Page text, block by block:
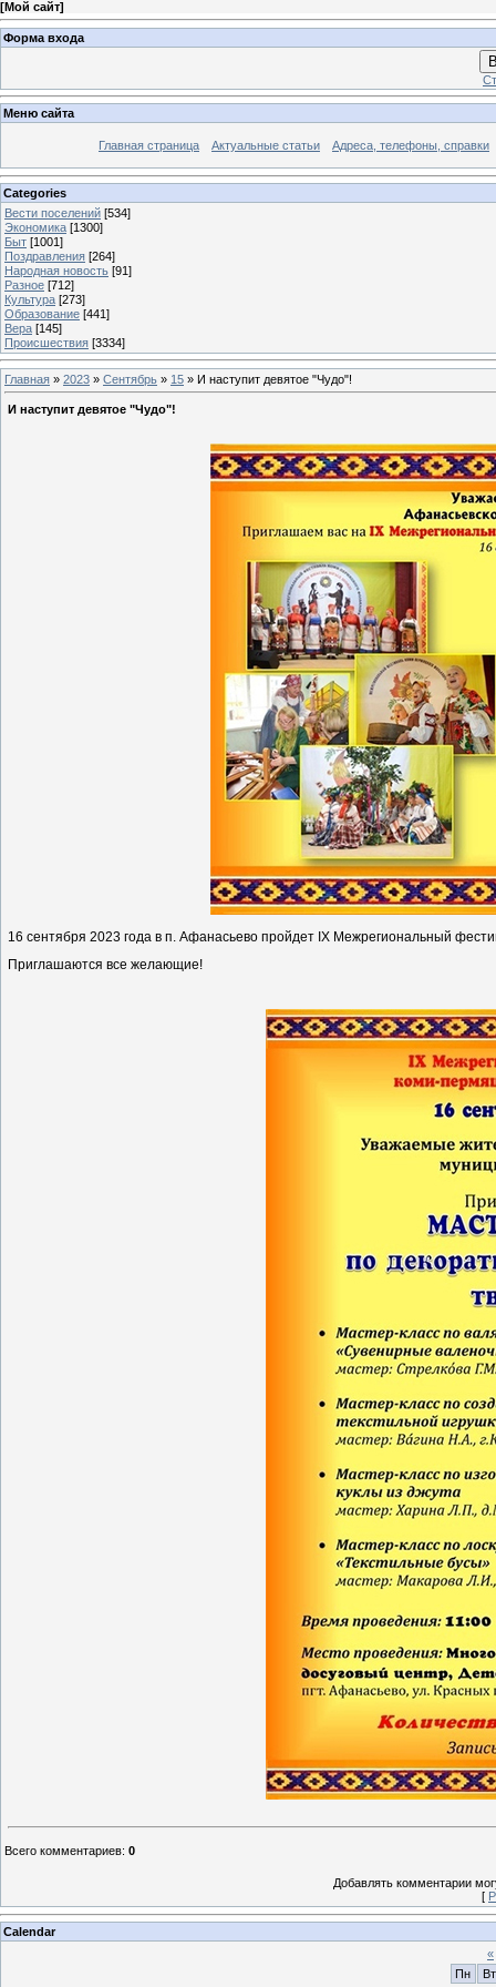
[Мой сайт]
Форма входа
Меню сайта
Главная страница Актуальные статьи Адреса, телефоны, справки
Categories
Вести поселений [534]
Экономика [1300]
Быт [1001]
Поздравления [264]
Народная новость [91]
Разное [712]
Культура [273]
Образование [441]
Вера [145]
Происшествия [3334]
Главная » 2023 » Сентябрь » 15 » И наступит девятое "Чудо"!
И наступит девятое "Чудо"!
16 сентября 2023 года в п. Афанасьево пройдет IX Межрегиональный
Приглашаются все желающие!
Всего комментариев: 0
Добавлять комментарии
[
Calendar
«
Пн
Вт